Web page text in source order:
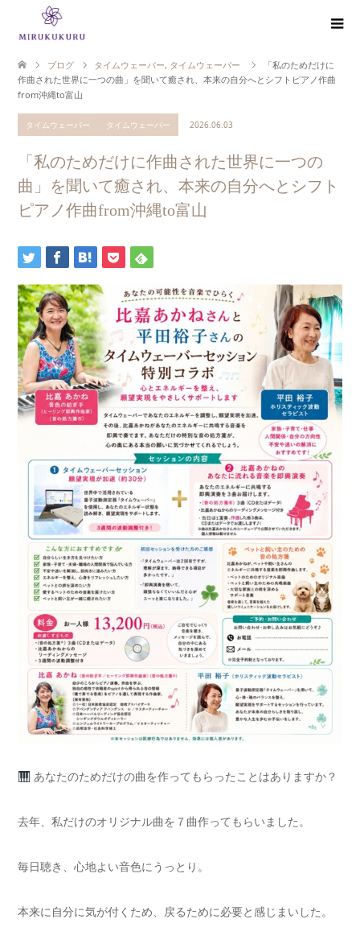
ブログ タイムウェーバー, タイムウェーバー
「私のためだけに
作曲された世界に一つの曲」を聞いて癒され、本来の自分へとシフトピアノ作曲
from沖縄to富山
タイムウェーバー タイムウェーバー 2026.06.03
「私のためだけに作曲された世界に一つの
曲」を聞いて癒され、本来の自分へとシフト
ピアノ作曲from沖縄to富山
あなたのためだけの曲を作ってもらったことはありますか？
去年、私だけのオリジナル曲を７曲作ってもらいました。
毎日聴き、心地よい音色にうっとり。
本来に自分に気が付くため、戻るために必要と感じまいした。